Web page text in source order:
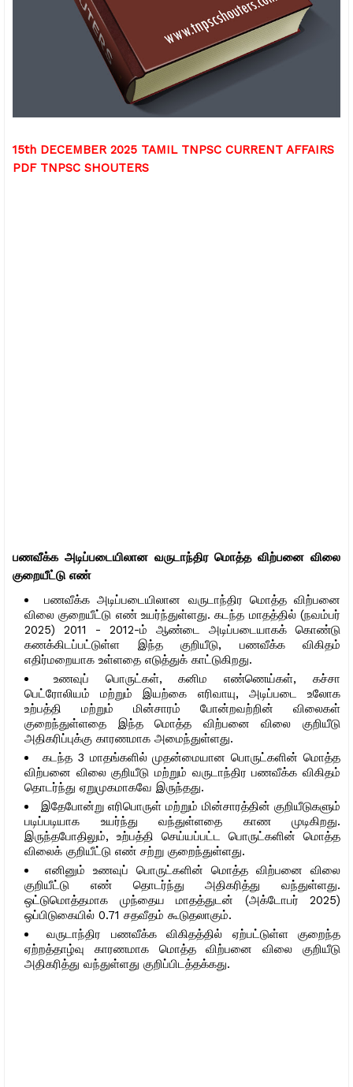
15th DECEMBER 2025 TAMIL TNPSC CURRENT AFFAIRS
PDF TNPSC SHOUTERS
பணவீக்க அடிப்படையிலான வருடாந்திர மொத்த விற்பனை விலை
குறையீட்டு எண்
பணவீக்க அடிப்படையிலான வருடாந்திர மொத்த விற்பனை
விலை குறையீட்டு எண் உயர்ந்துள்ளது. கடந்த மாதத்தில் (நவம்பர்
2025) 2011 - 2012-ம் ஆண்டை அடிப்படையாகக் கொண்டு
கணக்கிடப்பட்டுள்ள இந்த குறியீடு, பணவீக்க விகிதம்
எதிர்மறையாக உள்ளதை எடுத்துக் காட்டுகிறது.
உணவுப் பொருட்கள், கனிம எண்ணெய்கள், கச்சா
பெட்ரோலியம் மற்றும் இயற்கை எரிவாயு, அடிப்படை உலோக
உற்பத்தி மற்றும் மின்சாரம் போன்றவற்றின் விலைகள்
குறைந்துள்ளதை இந்த மொத்த விற்பனை விலை குறியீடு
அதிகரிப்புக்கு காரணமாக அமைந்துள்ளது.
கடந்த 3 மாதங்களில் முதன்மையான பொருட்களின் மொத்த
விற்பனை விலை குறியீடு மற்றும் வருடாந்திர பணவீக்க விகிதம்
தொடர்ந்து ஏறுமுகமாகவே இருந்தது.
இதேபோன்று எரிபொருள் மற்றும் மின்சாரத்தின் குறியீடுகளும்
படிப்படியாக உயர்ந்து வந்துள்ளதை காண முடிகிறது.
இருந்தபோதிலும், உற்பத்தி செய்யப்பட்ட பொருட்களின் மொத்த
விலைக் குறியீட்டு எண் சற்று குறைந்துள்ளது.
எனினும் உணவுப் பொருட்களின் மொத்த விற்பனை விலை
குறியீட்டு எண் தொடர்ந்து அதிகரித்து வந்துள்ளது.
ஒட்டுமொத்தமாக முந்தைய மாதத்துடன் (அக்டோபர் 2025)
ஒப்பிடுகையில் 0.71 சதவீதம் கூடுதலாகும்.
வருடாந்திர பணவீக்க விகிதத்தில் ஏற்பட்டுள்ள குறைந்த
ஏற்றத்தாழ்வு காரணமாக மொத்த விற்பனை விலை குறியீடு
அதிகரித்து வந்துள்ளது குறிப்பிடத்தக்கது.